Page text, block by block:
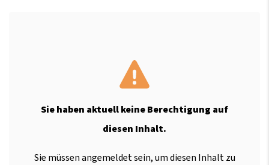
Sie haben aktuell keine Berechtigung auf
diesen Inhalt.
Sie müssen angemeldet sein, um diesen Inhalt zu